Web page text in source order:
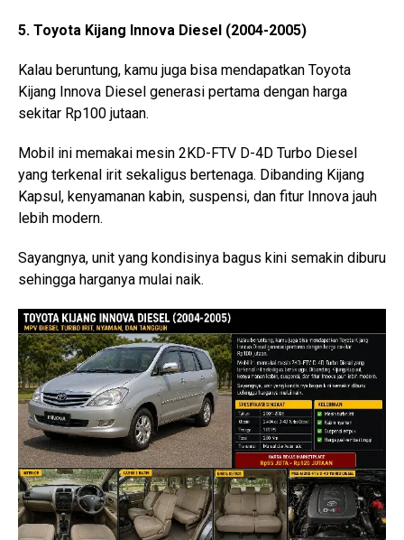
5. Toyota Kijang Innova Diesel (2004-2005)
Kalau beruntung, kamu juga bisa mendapatkan Toyota
Kijang Innova Diesel generasi pertama dengan harga
sekitar Rp100 jutaan.
Mobil ini memakai mesin 2KD-FTV D-4D Turbo Diesel
yang terkenal irit sekaligus bertenaga. Dibanding Kijang
Kapsul, kenyamanan kabin, suspensi, dan fitur Innova jauh
lebih modern.
Sayangnya, unit yang kondisinya bagus kini semakin diburu
sehingga harganya mulai naik.